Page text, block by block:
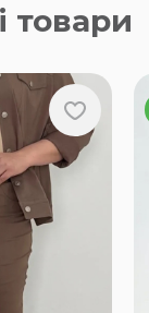
товари